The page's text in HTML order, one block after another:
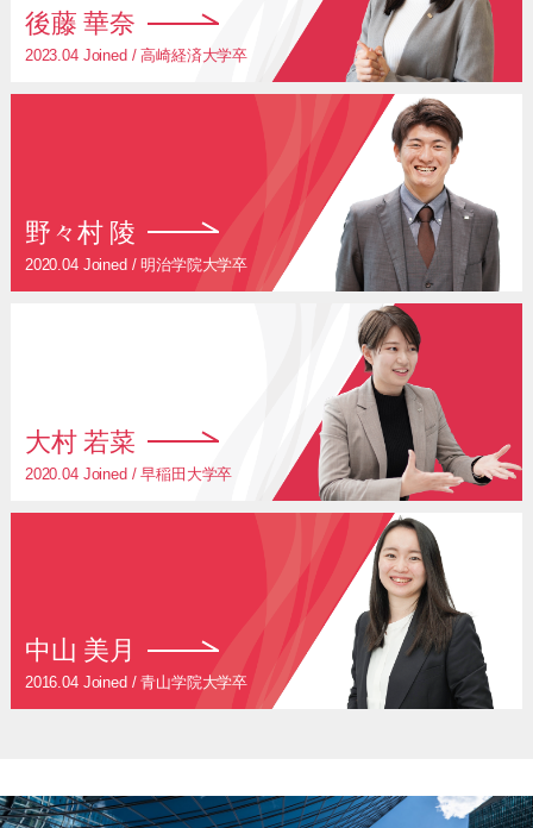
後藤 華奈
2023.04 Joined / 高崎経済大学卒
野々村 陵
2020.04 Joined / 明治学院大学卒
大村 若菜
2020.04 Joined / 早稲田大学卒
中山 美月
2016.04 Joined / 青山学院大学卒